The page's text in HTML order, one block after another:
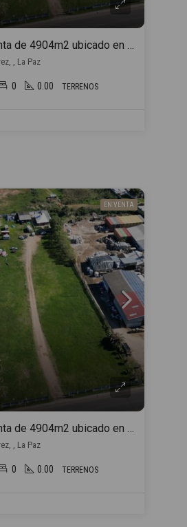
Terreno en venta de 4904m2 ubicado en La Paz
, La Paz
0 0.00 TERRENOS
EN VENTA
Terreno en venta de 4904m2 ubicado en La Paz
, La Paz
0 0.00 TERRENOS